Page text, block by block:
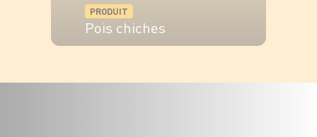
PRODUIT
Pois chiches